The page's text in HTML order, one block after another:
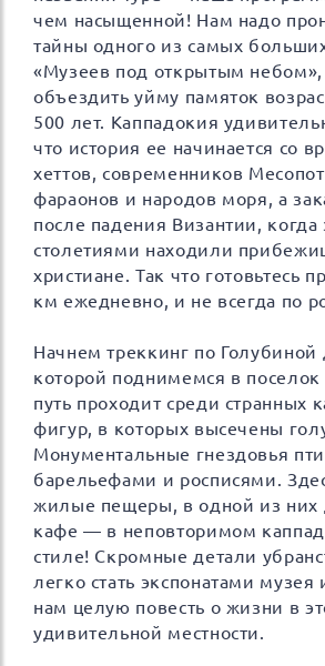
чем насыщенной! Нам надо
тайны одного из самых
«Музеев под открытым
объездить уйму памяток
500 лет. Каппадокия
что история ее начинается со
хеттов, современников
фараонов и народов моря, а
после падения Византии, когда
столетиями находили
христиане. Так что готовьтесь
км ежедневно, и не всегда по
Начнем треккинг по Голубиной
которой поднимемся в
путь проходит среди странных
фигур, в которых высечены
Монументальные гнездовья
барельефами и росписями.
жилые пещеры, в одной из них
кафе — в неповторимом
стиле! Скромные детали
легко стать экспонатами музея
нам целую повесть о жизни в
удивительной местности.